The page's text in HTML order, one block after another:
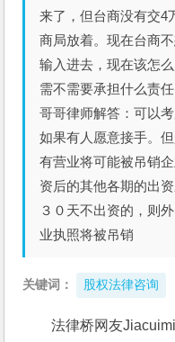
来了，但台商没有交4
商局放着。现在台商
输入进去，现在该怎
需不需要承担什么责
哥哥律师解答：可以
如果有人愿意接手。
有营业将可能被吊销
资后的其他各期的出
３０天不出资的，则
业执照将被吊销
关键词： 股权法律咨询
法律桥网友